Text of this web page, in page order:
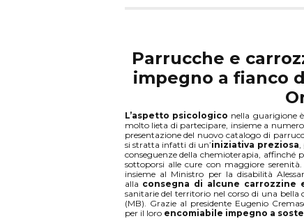
Parrucche e
impegno a fianco
L’aspetto psicologico nella guarigione
molto lieta di partecipare, insieme a
presentazione del nuovo catalogo di
si stratta infatti di un’iniziativa preziosa,
conseguenze della chemioterapia, affinché
sottoporsi alle cure con maggiore
insieme al Ministro per la disabilità
alla consegna di alcune carrozzine
sanitarie del territorio nel corso di una
(MB). Grazie al presidente Eugenio
per il loro encomiabile impegno a